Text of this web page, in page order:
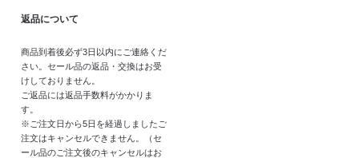
返品について
商品到着後必ず3日以内にご連絡くだ
さい。セール品の返品・交換はお受
けしておりません。
ご返品には返品手数料がかかりま
す。
※ご注文日から5日を経過しましたご
注文はキャンセルできません。（セ
ール品のご注文後のキャンセルはお